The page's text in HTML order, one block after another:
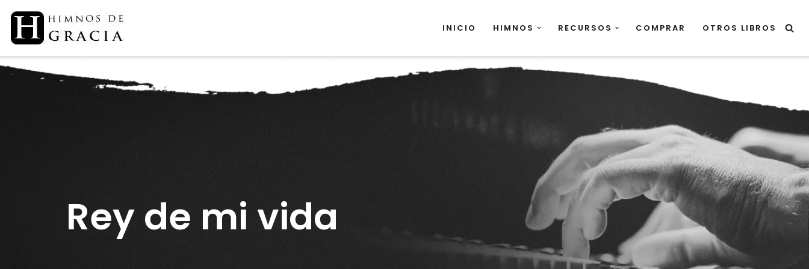
Saltar
contenido
INICIO HIMNOS RECURSOS COMPRAR OTROS LIBROS
Rey de mi vida